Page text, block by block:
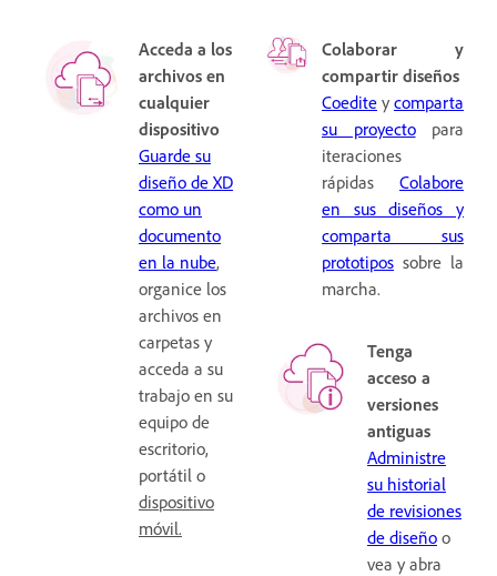
Acceda a los
archivos en
cualquier
dispositivo
Guarde su
diseño de XD
como un
documento
en la nube,
organice los
archivos en
carpetas y
acceda a su
trabajo en su
equipo de
escritorio,
portátil o
dispositivo
móvil.
Colaborar y
compartir diseños
Coedite y comparta
su proyectopara
iteraciones
rápidas Colabore
en sus diseños y
comparta sus
prototipos sobre la
marcha.
Tenga
acceso a
versiones
antiguas
Administre
su historial
de revisiones
de diseño o
vea y abra